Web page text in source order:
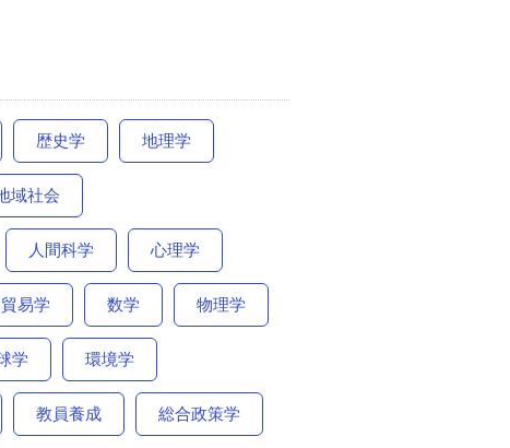
歴史学 地理学
域社会
人間科学 心理学
易学 数学 物理学
学 環境学
教員養成 総合政策学